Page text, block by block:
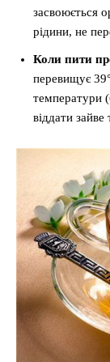
засвоюється
рідини, не
Коли пити
перевищує
температури
віддати зайве